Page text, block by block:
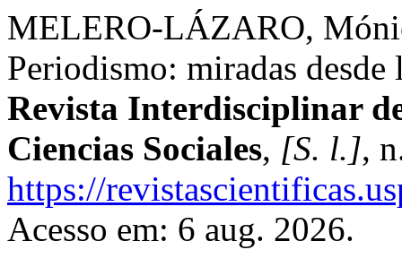
MELERO-LÁZARO,
Periodismo: miradas
Revista Interdisciplinar
Ciencias Sociales, [S. l.],
https://
Acesso em: 6 aug. 2026.